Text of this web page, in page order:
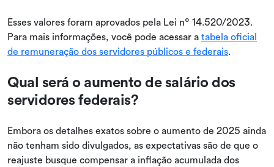
Esses valores foram aprovados pela Lei nº 14.520/2023.
Para mais informações, você pode acessar a tabela oficial
de remuneração dos servidores públicos e federais.
Qual será o aumento de salário dos
servidores federais?
Embora os detalhes exatos sobre o aumento de 2025 ainda
não tenham sido divulgados, as expectativas são de que o
reajuste busque compensar a inflação acumulada dos